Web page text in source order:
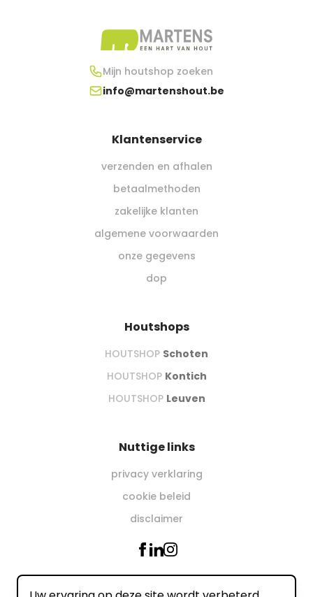
Mijn houtshop zoeken
info@martenshout.be
Klantenservice
verzenden en afhalen
betaalmethoden
zakelijke klanten
algemene voorwaarden
onze gegevens
dop
Houtshops
HOUTSHOP Schoten
HOUTSHOP Kontich
HOUTSHOP Leuven
Nuttige links
privacy verklaring
cookie beleid
disclaimer